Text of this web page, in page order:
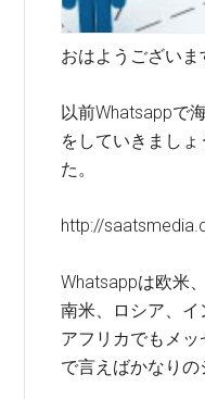
おはようございま
以前Whatsappで
をしていきまし
た。
http://
Whatsappは欧米
南米、ロシア、イ
アフリカでもメ
で言えばかなりの